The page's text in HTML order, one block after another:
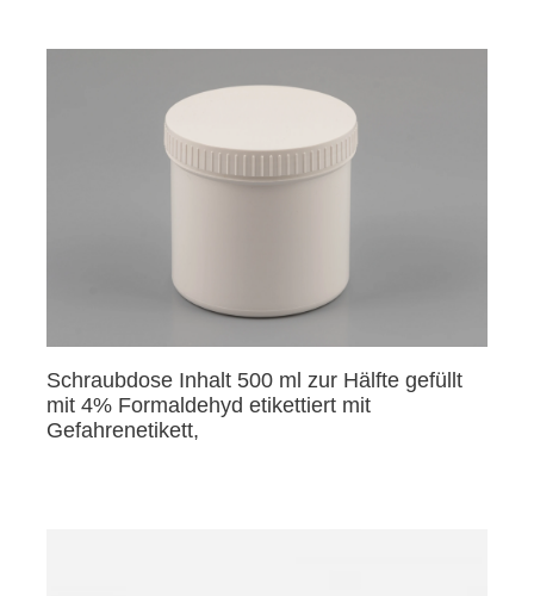
Schraubdose Inhalt 500 ml zur Hälfte gefüllt
mit 4% Formaldehyd etikettiert mit
Gefahrenetikett,